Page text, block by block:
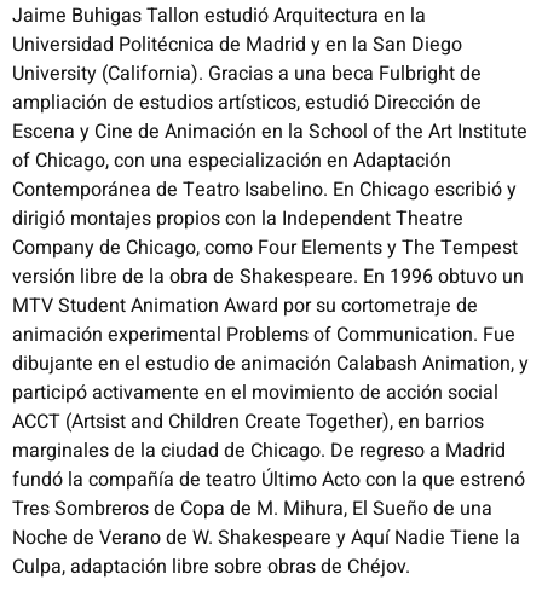
Jaime Buhigas Tallon estudió Arquitectura en la
Universidad Politécnica de Madrid y en la San Diego
University (California). Gracias a una beca Fulbright de
ampliación de estudios artísticos, estudió Dirección de
Escena y Cine de Animación en la School of the Art Institute
of Chicago, con una especialización en Adaptación
Contemporánea de Teatro Isabelino. En Chicago escribió y
dirigió montajes propios con la Independent Theatre
Company de Chicago, como Four Elements y The Tempest
versión libre de la obra de Shakespeare. En 1996 obtuvo un
MTV Student Animation Award por su cortometraje de
animación experimental Problems of Communication. Fue
dibujante en el estudio de animación Calabash Animation, y
participó activamente en el movimiento de acción social
ACCT (Artsist and Children Create Together), en barrios
marginales de la ciudad de Chicago. De regreso a Madrid
fundó la compañía de teatro Último Acto con la que estrenó
Tres Sombreros de Copa de M. Mihura, El Sueño de una
Noche de Verano de W. Shakespeare y Aquí Nadie Tiene la
Culpa, adaptación libre sobre obras de Chéjov.